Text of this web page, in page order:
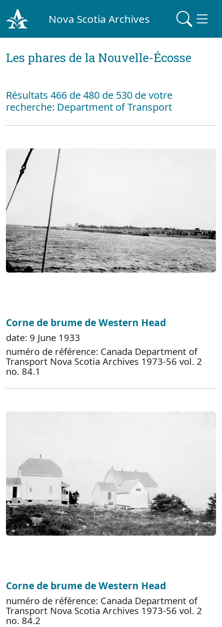
Nova Scotia Archives
Les phares de la Nouvelle-Écosse
Résultats 466 de 480 de 530 de votre
recherche: Department of Transport
Corne de brume de Western Head
date: 9 June 1933
numéro de référence: Canada Department of
Transport Nova Scotia Archives 1973-56 vol. 2
no. 84.1
Corne de brume de Western Head
numéro de référence: Canada Department of
Transport Nova Scotia Archives 1973-56 vol. 2
no. 84.2